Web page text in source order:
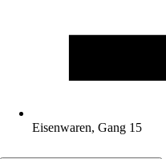
Eisenwaren, Gang 15